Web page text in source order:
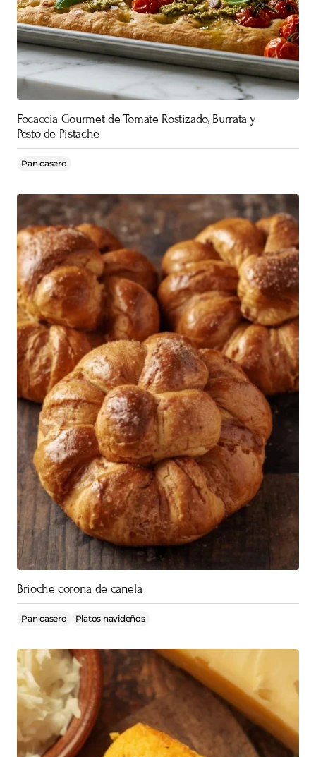
Focaccia Gourmet de Tomate Rostizado, Burrata y
Pesto de Pistache
Pan casero
Brioche corona de canela
Pan casero Platos navideños